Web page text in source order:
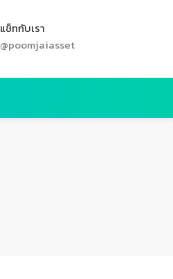
แช็ทกับเรา
@poomjaiasset